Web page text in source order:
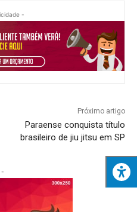
-
Próximo artigo
Paraense conquista título
brasileiro de jiu jitsu em SP
-